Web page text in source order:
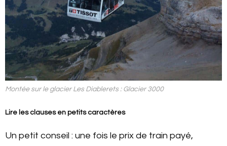
Montée sur le glacier Les Diablerets : Glacier 3000
Lire les clauses en petits caractères
Un petit conseil : une fois le prix de train payé,